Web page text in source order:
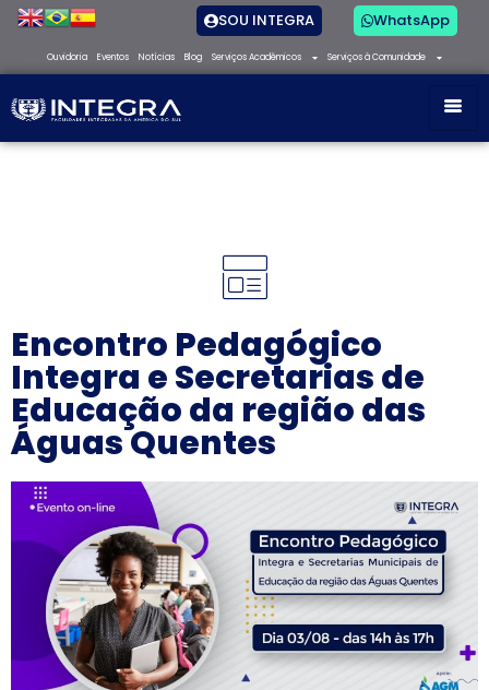
SOU INTEGRA WhatsApp
Ouvidoria Eventos Notícias Blog Serviços Acadêmicos Serviços à Comunidade
Encontro Pedagógico
Integra e Secretarias de
Educação da região das
Águas Quentes